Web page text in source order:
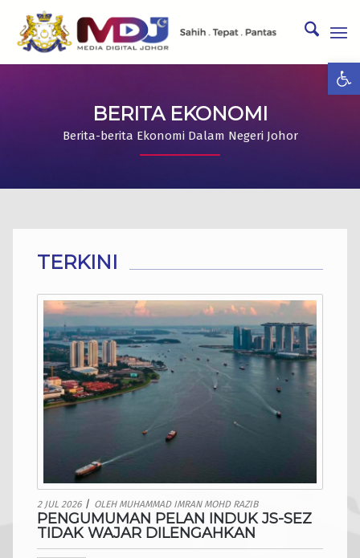
BERITA EKONOMI
Berita-berita Ekonomi Dalam Negeri Johor
TERKINI
2 JUL 2026 / OLEH MUHAMMAD IMRAN MOHD RAZIB
PENGUMUMAN PELAN INDUK JS-SEZ
TIDAK WAJAR DILENGAHKAN